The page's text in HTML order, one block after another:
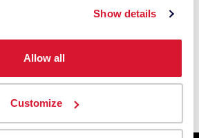
Show details
Allow all
Customize
A propos de nous
Sites